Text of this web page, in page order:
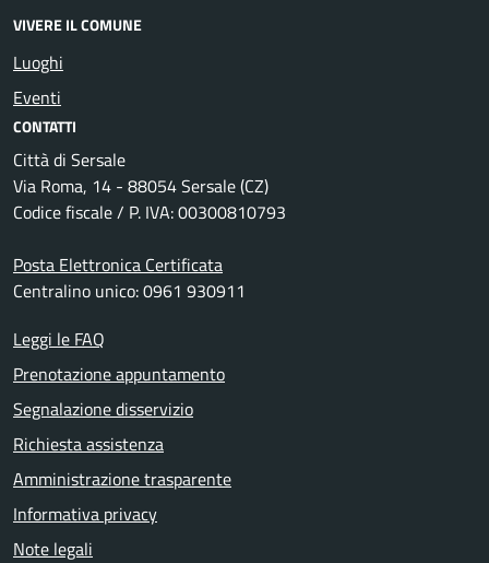
VIVERE IL COMUNE
Luoghi
Eventi
CONTATTI
Città di Sersale
Via Roma, 14 - 88054 Sersale (CZ)
Codice fiscale / P. IVA: 00300810793
Posta Elettronica Certificata
Centralino unico: 0961 930911
Leggi le FAQ
Prenotazione appuntamento
Segnalazione disservizio
Richiesta assistenza
Amministrazione trasparente
Informativa privacy
Note legali